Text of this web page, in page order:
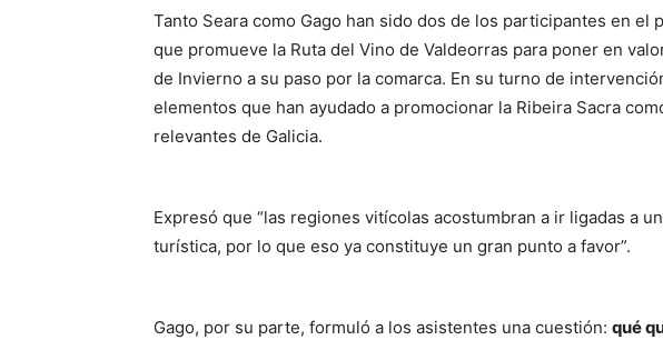
Tanto Seara como Gago han sido dos de los participantes en
que promueve la Ruta del Vino de Valdeorras para poner en
de Invierno a su paso por la comarca. En su turno de
elementos que han ayudado a promocionar la Ribeira Sacra
relevantes de Galicia.
Expresó que “las regiones vitícolas acostumbran a ir ligadas a
turística, por lo que eso ya constituye un gran punto a favor”.
Gago, por su parte, formuló a los asistentes una cuestión: qué